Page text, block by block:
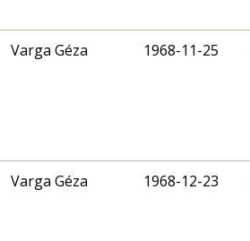
Varga Géza 1968-11-25
Varga Géza 1968-12-23